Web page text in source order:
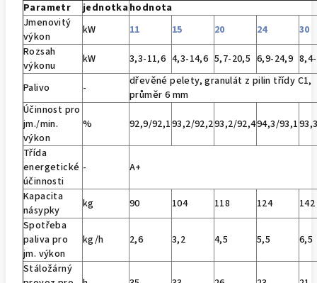
Parametr jednotka hodnota
Jmenovitý
výkon
kW 11 15 20 24
30
Rozsah
výkonu
kW 3,3-11,6 4,3-14,6 5,7-20,5 6,9-24,9
Palivo -
dřevěné pelety, granulát z pilin třídy C1,
průměr 6 mm
Účinnost pro
jm./min.
výkon
% 92,9/92,193,2/92,293,2/92,494,3/93,1
Třída
energetické
účinnosti
- A+
Kapacita
násypky
kg 90 104 118 124
142
Spotřeba
paliva pro
jm. výkon
kg/h 2,6 3,2 4,5 5,5 6,5
Stáložárný